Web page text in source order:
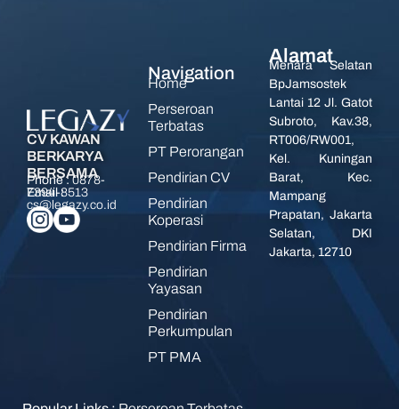
CV KAWAN
BERKARYA
BERSAMA
Phone :0878-
7394-8513
Email :
cs@legazy.co.id
Navigation
Home
Perseroan
Terbatas
PT Perorangan
Pendirian CV
Pendirian
Koperasi
Pendirian Firma
Pendirian
Yayasan
Pendirian
Perkumpulan
PT PMA
Alamat
Menara Selatan
BpJamsostek
Lantai 12 Jl. Gatot
Subroto, Kav.38,
RT006/RW001,
Kel. Kuningan
Barat, Kec.
Mampang
Prapatan, Jakarta
Selatan, DKI
Jakarta, 12710